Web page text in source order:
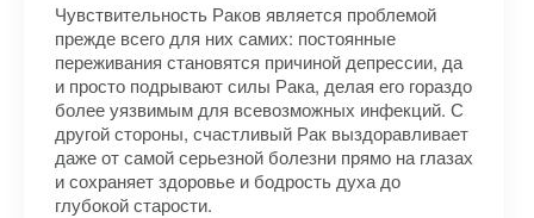
Чувствительность Раков является проблемой
прежде всего для них самих: постоянные
переживания становятся причиной депрессии, да
и просто подрывают силы Рака, делая его гораздо
более уязвимым для всевозможных инфекций. С
другой стороны, счастливый Рак выздоравливает
даже от самой серьезной болезни прямо на глазах
и сохраняет здоровье и бодрость духа до
глубокой старости.